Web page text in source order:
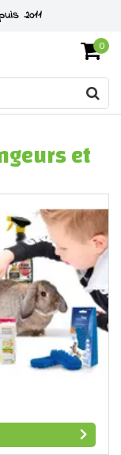
2011
0
et